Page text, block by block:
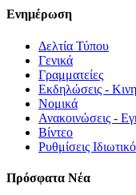
Ενημέρωση
Δελτία Τύπου
Γενικά
Γραμματείες
Εκδηλώσεις -
Νομικά
Ανακοινώσεις -
Βίντεο
Ρυθμίσεις
Πρόσφατα Νέα